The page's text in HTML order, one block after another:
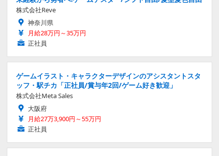
株式会社Reve
神奈川県
月給28万円～35万円
正社員
ゲームイラスト・キャラクターデザインのアシスタントスタ
ッフ・駅チカ「正社員/賞与年2回/ゲーム好き歓迎」
株式会社Meta Sales
大阪府
月給27万3,900円～55万円
正社員